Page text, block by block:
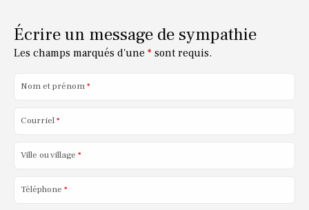
Écrire un message de sympathie
Les champs marqués d'une * sont requis.
Nom et prénom*
Courriel*
Ville ou village *
Téléphone *